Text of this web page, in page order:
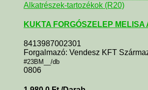
Alkatrészek-tartozékok (R20)
KUKTA FORGÓSZELEP MELISA
8413987002301
Forgalmazó: Vendesz KFT
#23BM__/db
0806